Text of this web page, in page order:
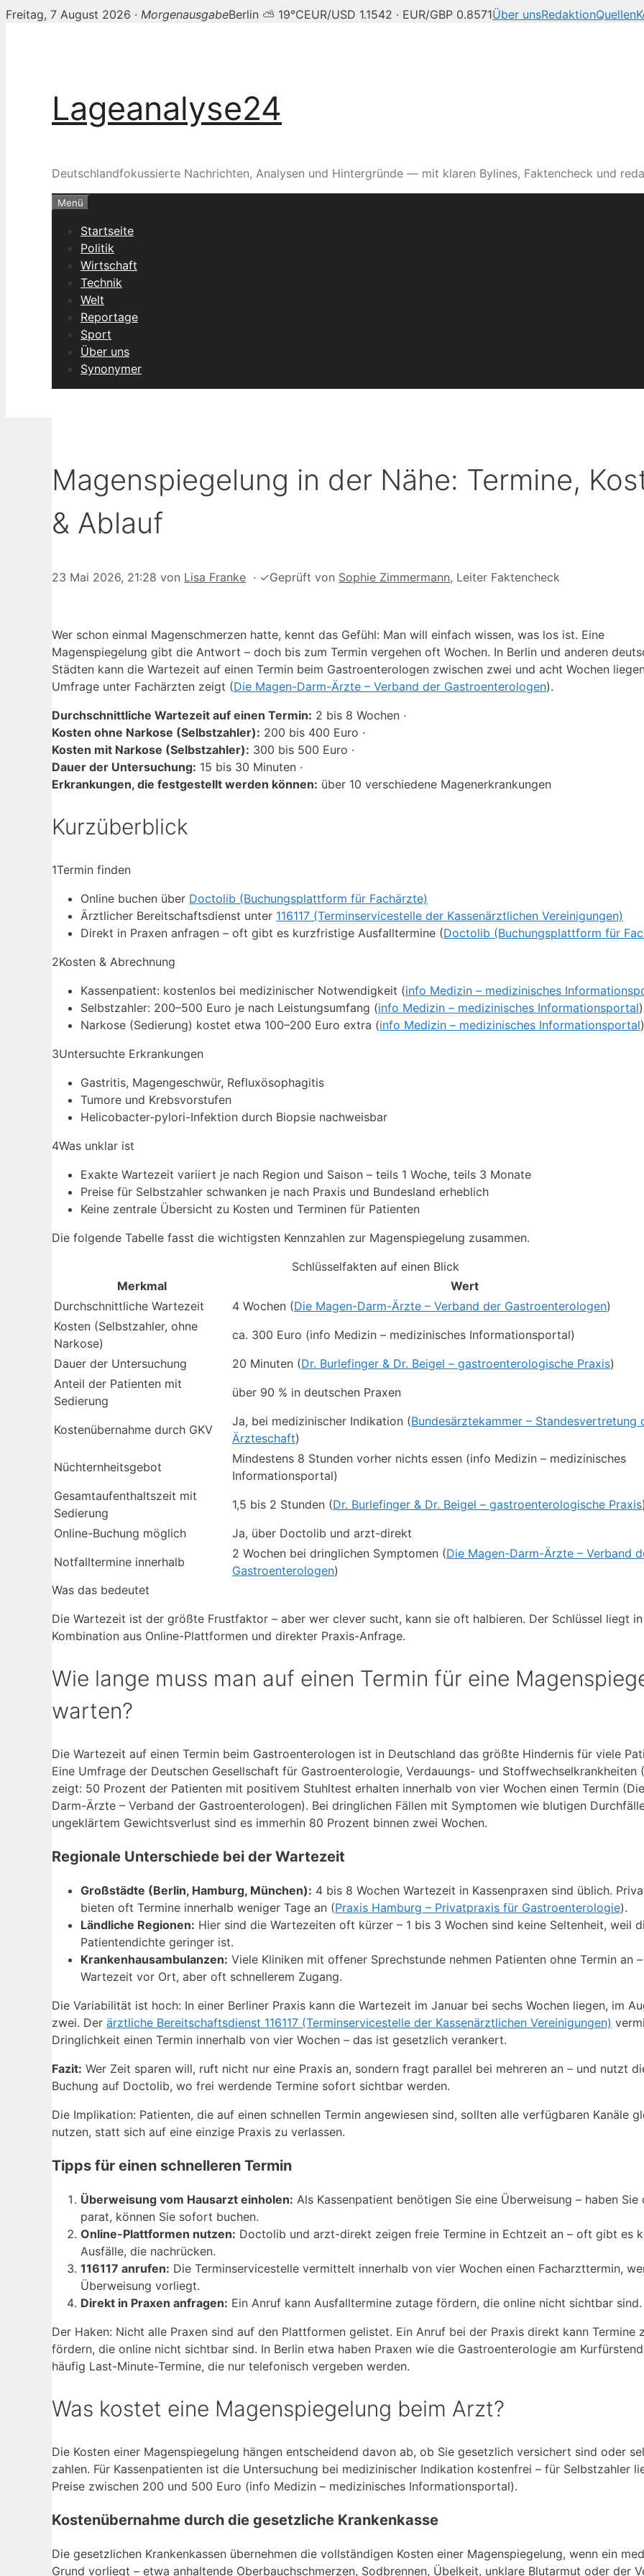
Freitag, 7 August 2026 · MorgenausgabeBerlin ⛅ 19°CEUR/USD 1.1542 · EUR/GBP 0.8571Über unsRedaktionQuellen
Lageanalyse24
Deutschlandfokussierte Nachrichten, Analysen und Hintergründe — mit klaren Bylines, Faktencheck und
Menü
Startseite
Politik
Wirtschaft
Technik
Welt
Reportage
Sport
Über uns
Synonymer
Magenspiegelung in der Nähe: Termine,
& Ablauf
23 Mai 2026, 21:28 von Lisa Franke · ✓Geprüft von Sophie Zimmermann, Leiter Faktencheck
Wer schon einmal Magenschmerzen hatte, kennt das Gefühl: Man will einfach wissen, was los ist. Eine
Magenspiegelung gibt die Antwort – doch bis zum Termin vergehen oft Wochen. In Berlin und anderen
Städten kann die Wartezeit auf einen Termin beim Gastroenterologen zwischen zwei und acht Wochen
Umfrage unter Fachärzten zeigt (Die Magen-Darm-Ärzte – Verband der Gastroenterologen).
Durchschnittliche Wartezeit auf einen Termin: 2 bis 8 Wochen ·
Kosten ohne Narkose (Selbstzahler): 200 bis 400 Euro ·
Kosten mit Narkose (Selbstzahler): 300 bis 500 Euro ·
Dauer der Untersuchung: 15 bis 30 Minuten ·
Erkrankungen, die festgestellt werden können: über 10 verschiedene Magenerkrankungen
Kurzüberblick
1Termin finden
Online buchen über Doctolib (Buchungsplattform für Fachärzte)
Ärztlicher Bereitschaftsdienst unter 116117 (Terminservicestelle der Kassenärztlichen Vereinigungen)
Direkt in Praxen anfragen – oft gibt es kurzfristige Ausfalltermine (Doctolib (Buchungsplattform für
2Kosten & Abrechnung
Kassenpatient: kostenlos bei medizinischer Notwendigkeit (info Medizin – medizinisches
Selbstzahler: 200–500 Euro je nach Leistungsumfang (info Medizin – medizinisches Informationsportal)
Narkose (Sedierung) kostet etwa 100–200 Euro extra (info Medizin – medizinisches Informationsportal)
3Untersuchte Erkrankungen
Gastritis, Magengeschwür, Refluxösophagitis
Tumore und Krebsvorstufen
Helicobacter-pylori-Infektion durch Biopsie nachweisbar
4Was unklar ist
Exakte Wartezeit variiert je nach Region und Saison – teils 1 Woche, teils 3 Monate
Preise für Selbstzahler schwanken je nach Praxis und Bundesland erheblich
Keine zentrale Übersicht zu Kosten und Terminen für Patienten
Die folgende Tabelle fasst die wichtigsten Kennzahlen zur Magenspiegelung zusammen.
Schlüsselfakten auf einen Blick
Merkmal
Wert
Durchschnittliche Wartezeit
4 Wochen (Die Magen-Darm-Ärzte – Verband der Gastroenterologen)
Kosten (Selbstzahler, ohne
Narkose)
ca. 300 Euro (info Medizin – medizinisches Informationsportal)
Dauer der Untersuchung
20 Minuten (Dr. Burlefinger & Dr. Beigel – gastroenterologische Praxis)
Anteil der Patienten mit
Sedierung
über 90 % in deutschen Praxen
Kostenübernahme durch GKV
Ja, bei medizinischer Indikation (Bundesärztekammer – Standesvertretung
Ärzteschaft)
Nüchternheitsgebot
Mindestens 8 Stunden vorher nichts essen (info Medizin – medizinisches
Informationsportal)
Gesamtaufenthaltszeit mit
Sedierung
1,5 bis 2 Stunden (Dr. Burlefinger & Dr. Beigel – gastroenterologische Praxis)
Online-Buchung möglich
Ja, über Doctolib und arzt-direkt
Notfalltermine innerhalb
2 Wochen bei dringlichen Symptomen (Die Magen-Darm-Ärzte – Verband
Gastroenterologen)
Was das bedeutet
Die Wartezeit ist der größte Frustfaktor – aber wer clever sucht, kann sie oft halbieren. Der Schlüssel liegt
Kombination aus Online-Plattformen und direkter Praxis-Anfrage.
Wie lange muss man auf einen Termin für eine
warten?
Die Wartezeit auf einen Termin beim Gastroenterologen ist in Deutschland das größte Hindernis für viele
Eine Umfrage der Deutschen Gesellschaft für Gastroenterologie, Verdauungs- und Stoffwechselkrankheiten
zeigt: 50 Prozent der Patienten mit positivem Stuhltest erhalten innerhalb von vier Wochen einen Termin
Darm-Ärzte – Verband der Gastroenterologen). Bei dringlichen Fällen mit Symptomen wie blutigen
ungeklärtem Gewichtsverlust sind es immerhin 80 Prozent binnen zwei Wochen.
Regionale Unterschiede bei der Wartezeit
Großstädte (Berlin, Hamburg, München): 4 bis 8 Wochen Wartezeit in Kassenpraxen sind üblich.
bieten oft Termine innerhalb weniger Tage an (Praxis Hamburg – Privatpraxis für Gastroenterologie).
Ländliche Regionen: Hier sind die Wartezeiten oft kürzer – 1 bis 3 Wochen sind keine Seltenheit, weil
Patientendichte geringer ist.
Krankenhausambulanzen: Viele Kliniken mit offener Sprechstunde nehmen Patienten ohne Termin an
Wartezeit vor Ort, aber oft schnellerem Zugang.
Die Variabilität ist hoch: In einer Berliner Praxis kann die Wartezeit im Januar bei sechs Wochen liegen, im
zwei. Der ärztliche Bereitschaftsdienst 116117 (Terminservicestelle der Kassenärztlichen Vereinigungen)
Dringlichkeit einen Termin innerhalb von vier Wochen – das ist gesetzlich verankert.
Fazit: Wer Zeit sparen will, ruft nicht nur eine Praxis an, sondern fragt parallel bei mehreren an – und nutzt
Buchung auf Doctolib, wo frei werdende Termine sofort sichtbar werden.
Die Implikation: Patienten, die auf einen schnellen Termin angewiesen sind, sollten alle verfügbaren Kanäle
nutzen, statt sich auf eine einzige Praxis zu verlassen.
Tipps für einen schnelleren Termin
Überweisung vom Hausarzt einholen: Als Kassenpatient benötigen Sie eine Überweisung – haben Sie
parat, können Sie sofort buchen.
Online-Plattformen nutzen: Doctolib und arzt-direkt zeigen freie Termine in Echtzeit an – oft gibt es
Ausfälle, die nachrücken.
116117 anrufen: Die Terminservicestelle vermittelt innerhalb von vier Wochen einen Facharzttermin,
Überweisung vorliegt.
Direkt in Praxen anfragen: Ein Anruf kann Ausfalltermine zutage fördern, die online nicht sichtbar sind.
Der Haken: Nicht alle Praxen sind auf den Plattformen gelistet. Ein Anruf bei der Praxis direkt kann Termine
fördern, die online nicht sichtbar sind. In Berlin etwa haben Praxen wie die Gastroenterologie am
häufig Last-Minute-Termine, die nur telefonisch vergeben werden.
Was kostet eine Magenspiegelung beim Arzt?
Die Kosten einer Magenspiegelung hängen entscheidend davon ab, ob Sie gesetzlich versichert sind oder
zahlen. Für Kassenpatienten ist die Untersuchung bei medizinischer Indikation kostenfrei – für Selbstzahler
Preise zwischen 200 und 500 Euro (info Medizin – medizinisches Informationsportal).
Kostenübernahme durch die gesetzliche Krankenkasse
Die gesetzlichen Krankenkassen übernehmen die vollständigen Kosten einer Magenspiegelung, wenn ein
Grund vorliegt – etwa anhaltende Oberbauchschmerzen, Sodbrennen, Übelkeit, unklare Blutarmut oder der